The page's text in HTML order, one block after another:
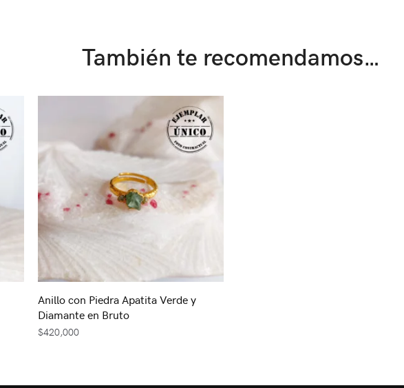
También te recomendamos…
Anillo con Piedra Apatita Verde y
Diamante en Bruto
$420,000